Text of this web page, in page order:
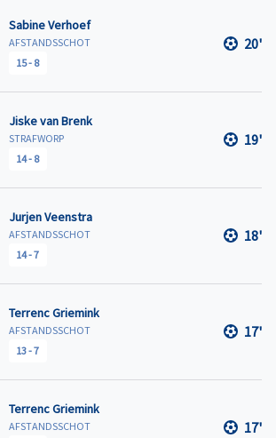
Sabine Verhoef
AFSTANDSSCHOT
15- 8
20'
Jiske van Brenk
STRAFWORP
14- 8
19'
Jurjen Veenstra
AFSTANDSSCHOT
14-7
18'
Terrenc Griemink
AFSTANDSSCHOT
13-7
17'
Terrenc Griemink
AFSTANDSSCHOT
17'